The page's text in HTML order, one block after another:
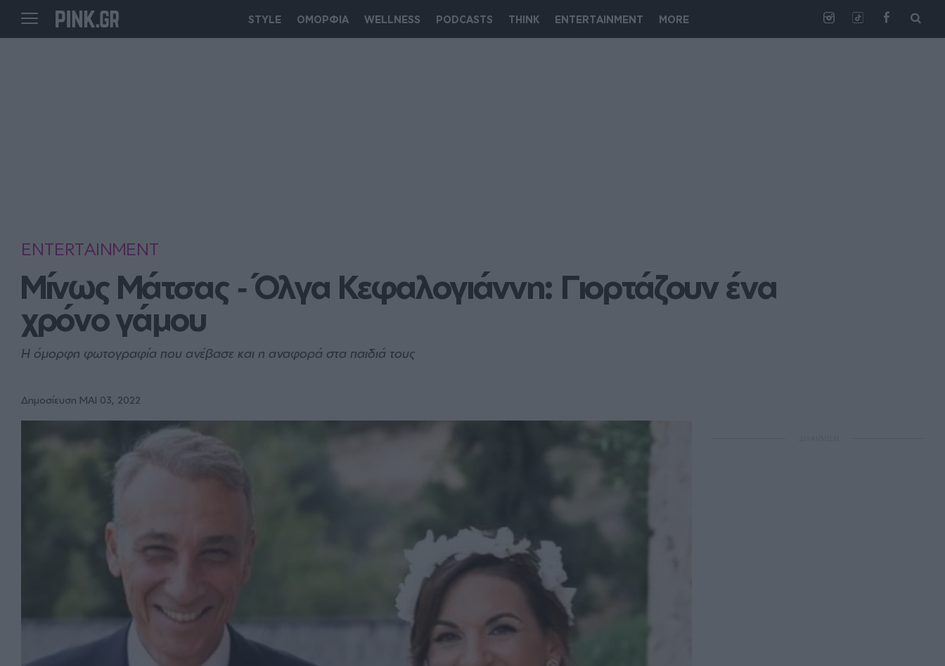
STYLE ΟΜΟΡΦΙΑ WELLNESS PODCASTS THINK ENTERTAINMENT MORE
ENTERTAINMENT
Μίνως Μάτσας ‑ Όλγα Κεφαλογιάννη: Γιορτάζουν ένα
χρόνο γάμου
Η όμορφη φωτογραφία που ανέβασε και η αναφορά στα παιδιά τους
Δημοσίευση ΜΑΙ 03, 2022